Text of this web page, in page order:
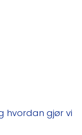
hvordan gjør vi